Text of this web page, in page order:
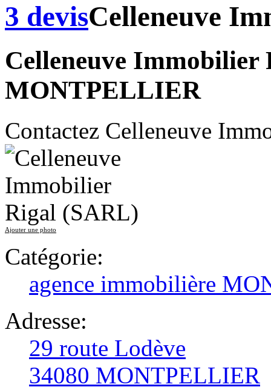
3 devisCelleneuve
Celleneuve Immobilier
MONTPELLIER
Contactez Celleneuve
Ajouter une photo
Catégorie:
agence immobilière
Adresse:
29 route Lodève
34080 MONTPELLIER